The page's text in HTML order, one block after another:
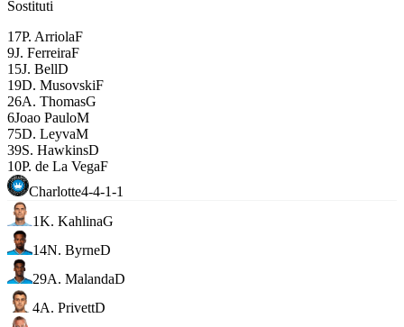
Sostituti
17P. ArriolaF
9J. FerreiraF
15J. BellD
19D. MusovskiF
26A. ThomasG
6Joao PauloM
75D. LeyvaM
39S. HawkinsD
10P. de La VegaF
Charlotte4-4-1-1
1K. KahlinaG
14N. ByrneD
29A. MalandaD
4A. PrivettD